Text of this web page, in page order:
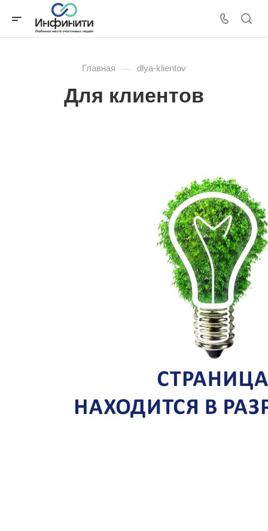
Главная — dlya-klientov
Для клиентов